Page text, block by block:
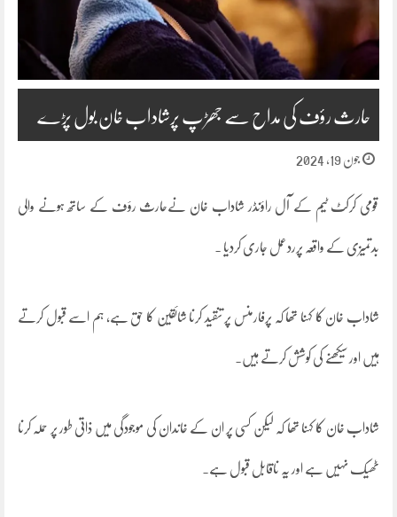
حارث رؤف کی مداح سے جھڑپ پرشاداب خان بول پڑے
جون 19, 2024
قومی کرکٹ ٹیم کے آل راؤنڈر شاداب خان نےحارث رؤف کے ساتھ ہونے والی
بدتمیزی کے واقعہ پرردعمل جاری کردیا ۔
شاداب خان کا کہنا تھا کہ پرفارمنس پر تنقید کرنا شائقین کا حق ہے، ہم اسے قبول کرتے
ہیں اور سیکھنے کی کوشش کرتے ہیں۔
شاداب خان کا کہنا تھا کہ لیکن کسی پر ان کے خاندان کی موجودگی میں ذاتی طور پر حملہ کرنا
ٹھیک نہیں ہے اور یہ ناقابل قبول ہے۔